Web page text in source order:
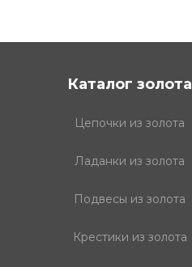
Каталог золота
Цепочки из золота
Ладанки из золота
Подвесы из золота
Крестики из золота